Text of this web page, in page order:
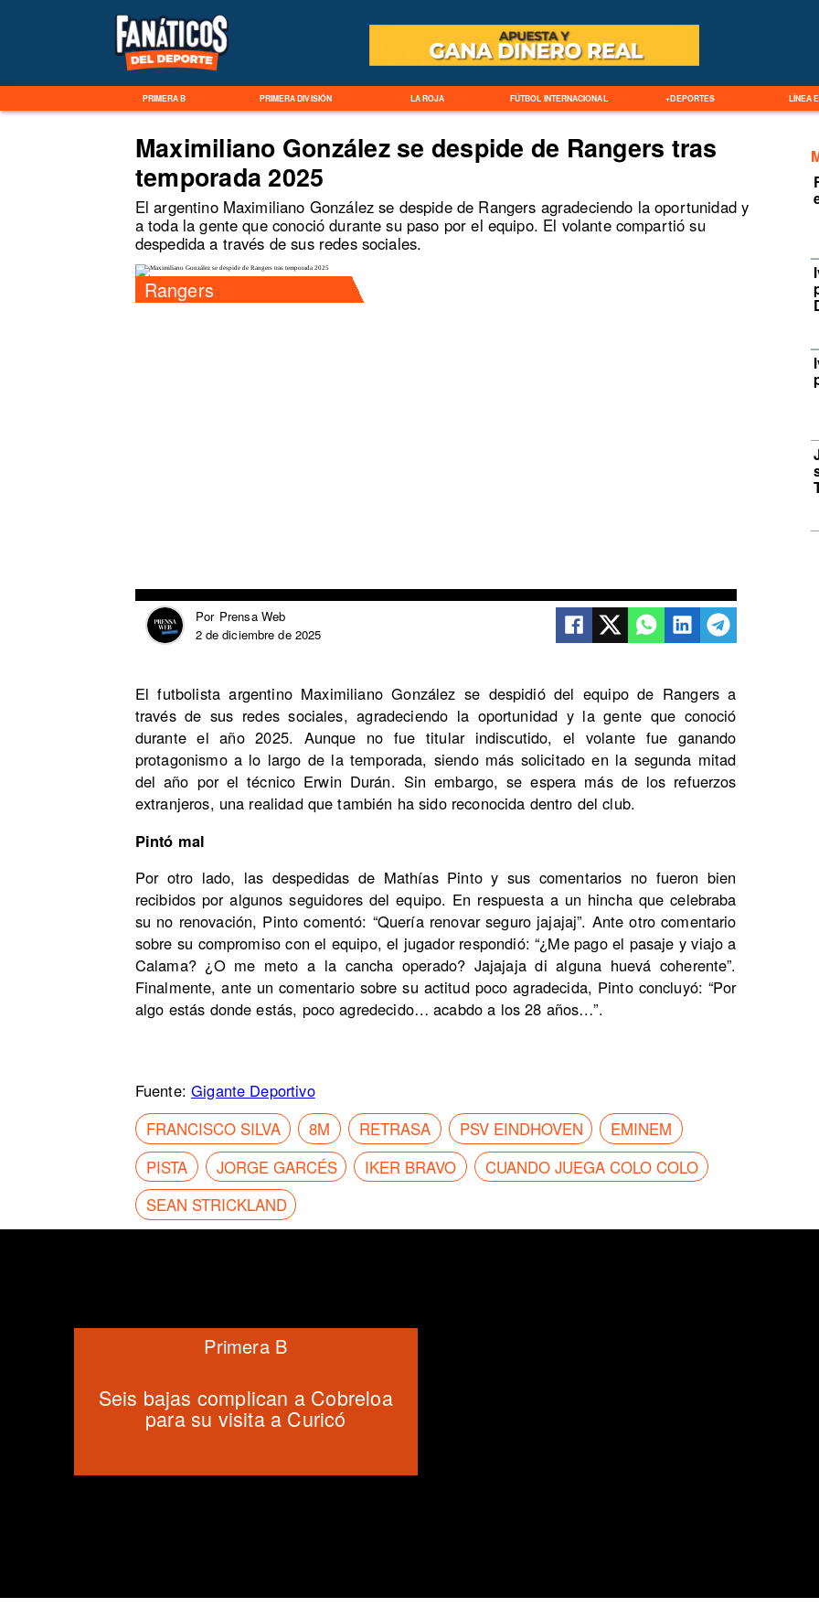
PRIMERA B PRIMERA DIVISIÓN LA ROJA FÚTBOL INTERNACIONAL +DEPORTES LÍNEA
Rangers
Prensa Web
Por
2 de diciembre de 2025
Maximiliano González se despide de Rangers tras
temporada 2025
El argentino Maximiliano González se despide de Rangers agradeciendo la oportunidad y
a toda la gente que conoció durante su paso por el equipo. El volante compartió su
despedida a través de sus redes sociales.
El futbolista argentino Maximiliano González se despidió del equipo de Rangers a
través de sus redes sociales, agradeciendo la oportunidad y la gente que conoció
durante el año 2025. Aunque no fue titular indiscutido, el volante fue ganando
protagonismo a lo largo de la temporada, siendo más solicitado en la segunda mitad
del año por el técnico Erwin Durán. Sin embargo, se espera más de los refuerzos
extranjeros, una realidad que también ha sido reconocida dentro del club.
Pintó mal
Por otro lado, las despedidas de Mathías Pinto y sus comentarios no fueron bien
recibidos por algunos seguidores del equipo. En respuesta a un hincha que celebraba
su no renovación, Pinto comentó: “Quería renovar seguro jajajaj”. Ante otro comentario
sobre su compromiso con el equipo, el jugador respondió: “¿Me pago el pasaje y viajo a
Calama? ¿O me meto a la cancha operado? Jajajaja di alguna huevá coherente”.
Finalmente, ante un comentario sobre su actitud poco agradecida, Pinto concluyó: “Por
algo estás donde estás, poco agredecido… acabdo a los 28 años…”.
Fuente:Gigante Deportivo
FRANCISCO SILVA
8M RETRASA PSV EINDHOVEN
EMINEM
PISTA
JORGE GARCÉS IKER BRAVO
CUANDO JUEGA COLO COLO
SEAN STRICKLAND
Seis bajas complican a Cobreloa
para su visita a Curicó
Primera B